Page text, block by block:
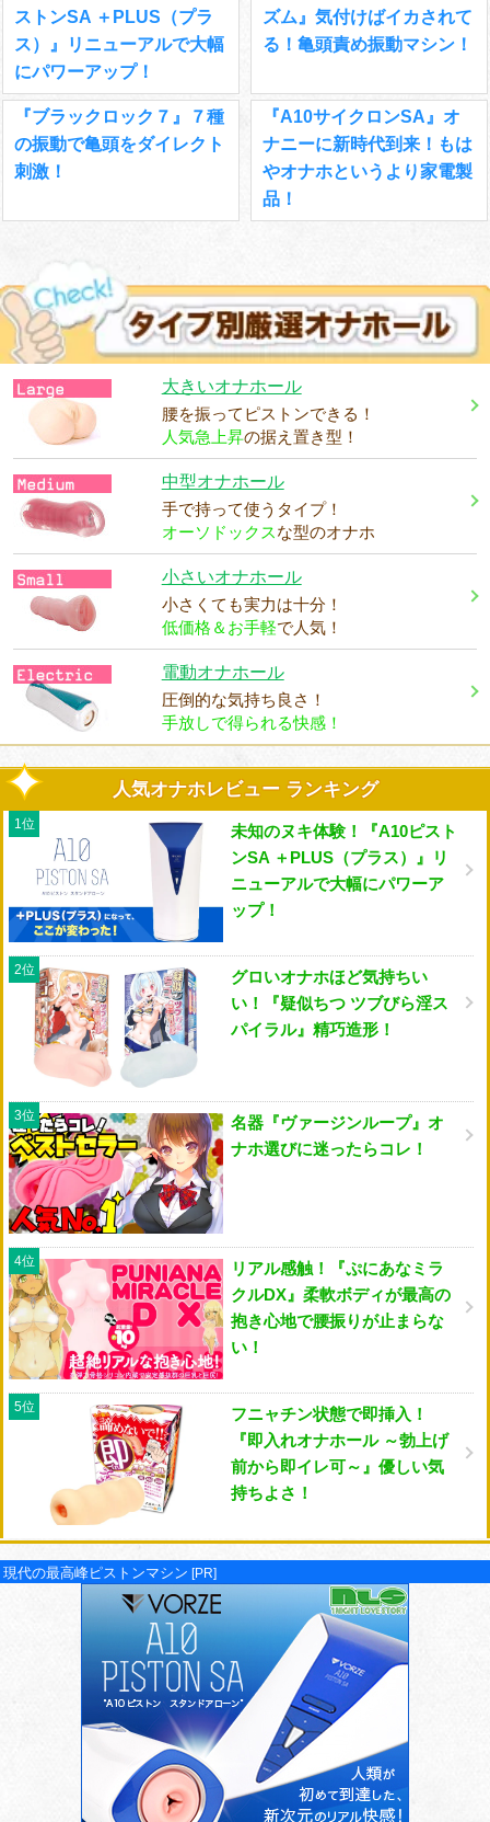
ストンSA ＋PLUS（プラ
ス）』リニューアルで大幅
にパワーアップ！
ズム』気付けばイカされて
る！亀頭責め振動マシン！
『ブラックロック７』７種
の振動で亀頭をダイレクト
刺激！
『A10サイクロンSA』オ
ナニーに新時代到来！もは
やオナホというより家電製
品！
大きいオナホール
腰を振ってピストンできる！
人気急上昇の据え置き型！
中型オナホール
手で持って使うタイプ！
オーソドックスな型のオナホ
小さいオナホール
小さくても実力は十分！
低価格＆お手軽で人気！
電動オナホール
圧倒的な気持ち良さ！
手放しで得られる快感！
人気オナホレビュー ランキング
1位
未知のヌキ体験！『A10ピスト
ンSA ＋PLUS（プラス）』リ
ニューアルで大幅にパワーア
ップ！
2位
グロいオナホほど気持ちい
い！『疑似ちつ ツブびら淫ス
パイラル』精巧造形！
3位
名器『ヴァージンループ』オ
ナホ選びに迷ったらコレ！
4位
リアル感触！『ぷにあなミラ
クルDX』柔軟ボディが最高の
抱き心地で腰振りが止まらな
い！
5位
フニャチン状態で即挿入！
『即入れオナホール ～勃上げ
前から即イレ可～』優しい気
持ちよさ！
現代の最高峰ピストンマシン